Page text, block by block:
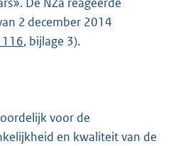
2 december 2014
116, bijlage 3).
voor de
en kwaliteit van de